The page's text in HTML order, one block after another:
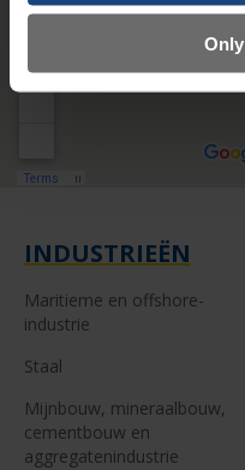
INDUSTRIEËN
Maritieme en offshore-
industrie
Staal
Mijnbouw, mineraalbouw,
cementbouw en
aggregatenindustrie